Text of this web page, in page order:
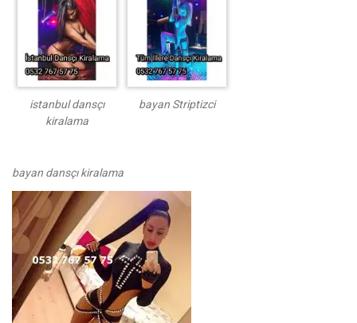
istanbul dansçı
kiralama
bayan Striptizci
bayan dansçı kiralama